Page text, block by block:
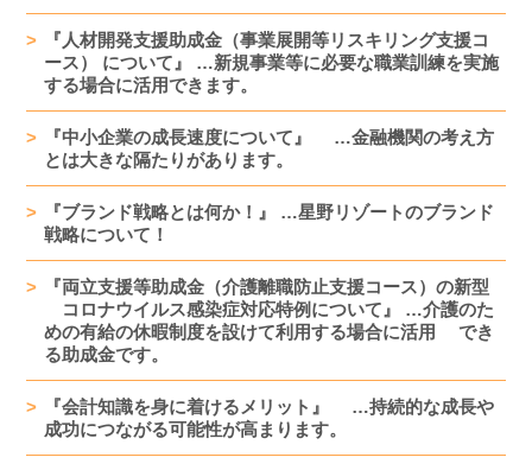
『人材開発支援助成金（事業展開等リスキリング支援コ
ース） について』 …新規事業等に必要な職業訓練を実施
する場合に活用できます。
『中小企業の成長速度について』 …金融機関の考え方
とは大きな隔たりがあります。
『ブランド戦略とは何か！』 …星野リゾートのブランド
戦略について！
『両立支援等助成金（介護離職防止支援コース）の新型
コロナウイルス感染症対応特例について』 …介護のた
めの有給の休暇制度を設けて利用する場合に活用 でき
る助成金です。
『会計知識を身に着けるメリット』 …持続的な成長や
成功につながる可能性が高まります。